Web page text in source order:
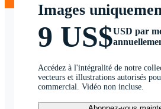
Images
9 US$USD par
Accédez à l'intégralité de notre
vecteurs et illustrations autorisés
commercial. Vidéo non incluse.